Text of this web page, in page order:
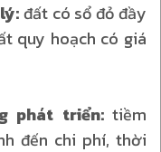
đất có sổ đỏ đầy
quy hoạch có giá
phát triển:tiềm
đến chi phí, thời